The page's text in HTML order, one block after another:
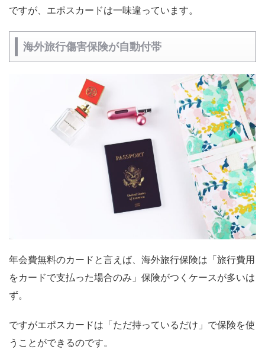
ですが、エポスカードは一味違っています。
海外旅行傷害保険が自動付帯
年会費無料のカードと言えば、海外旅行保険は「旅行費用
をカードで支払った場合のみ」保険がつくケースが多いは
ず。
ですがエポスカードは「ただ持っているだけ」で保険を使
うことができるのです。